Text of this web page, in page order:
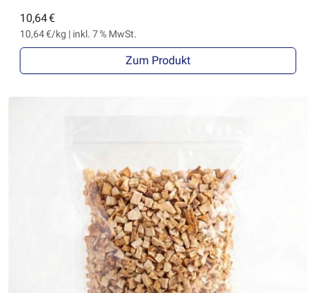
10,64 €
10,64 €/kg | inkl. 7 % MwSt.
Zum Produkt